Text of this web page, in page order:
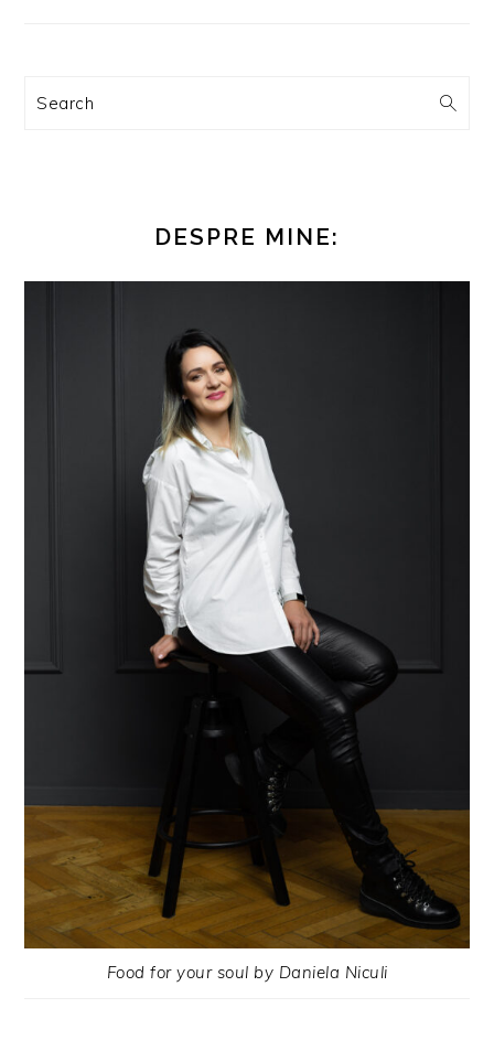
Search
DESPRE MINE:
Food for your soul by Daniela Niculi